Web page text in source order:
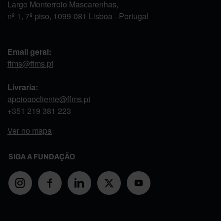
Largo Monterroio Mascarenhas,
nº 1, 7º piso, 1099-081 Lisboa - Portugal
Email geral:
ffms@ffms.pt
Livraria:
apoioaocliente@ffms.pt
+351 219 381 223
Ver no mapa
SIGA A FUNDAÇÃO